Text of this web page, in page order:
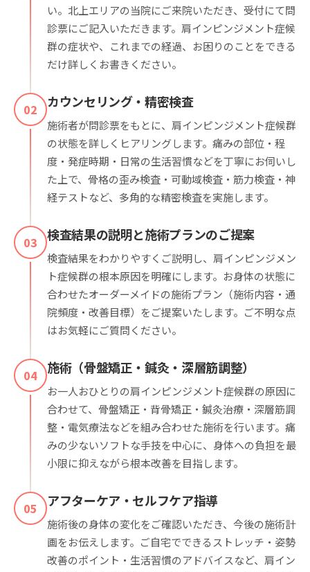
い。北上エリアの当院にご来院いただき、受付にて問
診票にご記入いただきます。肩インピンジメント症候
群の症状や、これまでの経過、お困りのことをできる
だけ詳しくお書きください。
02 カウンセリング・精密検査
施術者が問診票をもとに、肩インピンジメント症候群
の状態を詳しくヒアリングします。痛みの部位・程
度・発症時期・日常の生活習慣などを丁寧にお伺いし
た上で、骨格の歪み検査・可動域検査・筋力検査・神
経テストなど、多角的な精密検査を実施します。
03 検査結果の説明と施術プランのご提案
検査結果をわかりやすくご説明し、肩インピンジメン
ト症候群の根本原因を明確にします。お身体の状態に
合わせたオーダーメイドの施術プラン（施術内容・通
院頻度・改善目標）をご提案いたします。ご不明な点
はお気軽にご質問ください。
04 施術（骨盤矯正・鍼灸・深層筋調整）
お一人おひとりの肩インピンジメント症候群の原因に
合わせて、骨盤矯正・背骨矯正・鍼灸治療・深層筋調
整・電気療法などを組み合わせた施術を行います。痛
みの少ないソフトな手技を中心に、身体への負担を最
小限に抑えながら根本改善を目指します。
05 アフターケア・セルフケア指導
施術後の身体の変化をご確認いただき、今後の施術計
画をお伝えします。ご自宅でできるストレッチ・姿勢
改善のポイント・生活習慣のアドバイスなど、肩イン